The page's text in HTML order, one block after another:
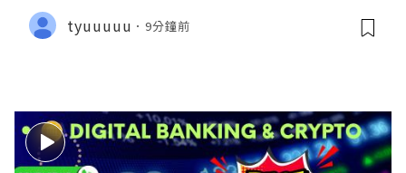
tyuuuuu 9分鐘前